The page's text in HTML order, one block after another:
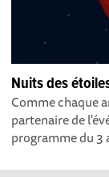
Nuits des
Comme chaque
partenaire de
programme du 3